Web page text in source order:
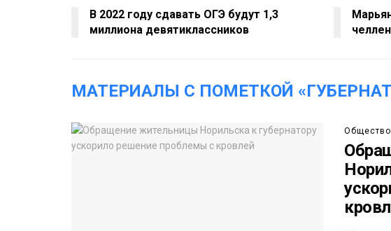
В 2022 году сдавать ОГЭ будут 1,3
миллиона девятиклассников
МАТЕРИАЛЫ С ПОМЕТКОЙ
Общество